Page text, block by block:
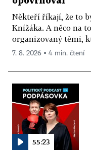
Někteří říkají, že to
Knížáka. A něco na
organizovaný těmi,
7. 8. 2026 ▪ 4 min. čtení
55:23